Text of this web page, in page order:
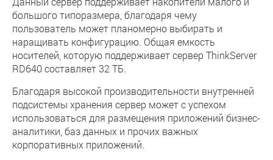
большого типоразмера, благодаря чему
пользователь может планомерно выбирать и
наращивать конфигурацию. Общая емкость
носителей, которую поддерживает сервер ThinkServer
RD640 составляет 32 ТБ.
Благодаря высокой производительности внутренней
подсистемы хранения сервер может с успехом
использоваться для размещения приложений бизнес-
аналитики, баз данных и прочих важных
корпоративных приложений.